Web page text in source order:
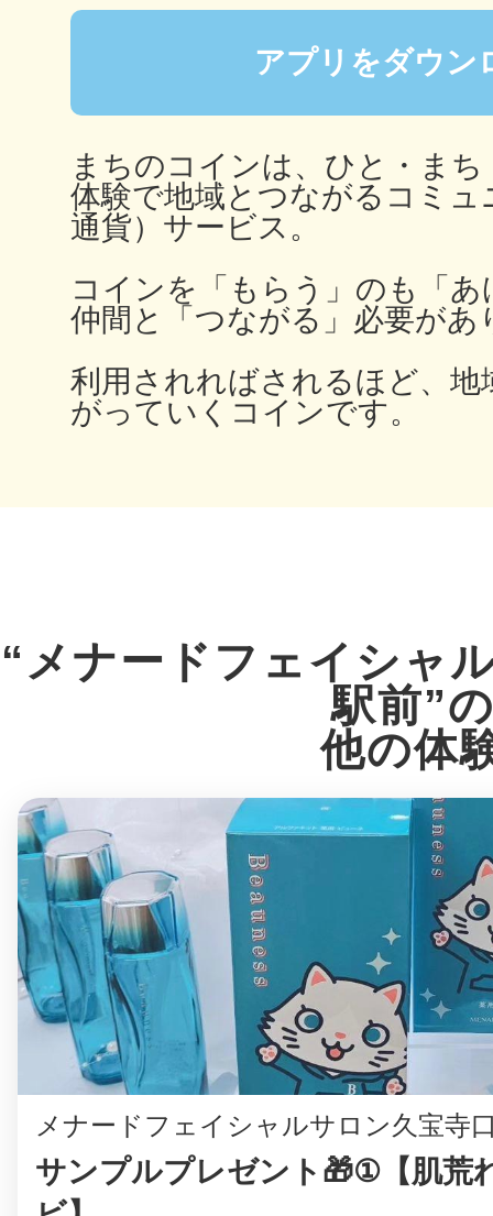
アプリをダウン
まちのコインは、ひと・ま
体験で地域とつながるコミュ
通貨）サービス。
コインを「もらう」のも「
仲間と「つながる」必要があ
利用されればされるほど、地
がっていくコインです。
“メナードフェイシャ
駅前”
他の体
メナードフェイシャルサロン久宝寺
サンプルプレゼント🎁①【肌荒
高知市
シモキ
多度津
八尾
鎌倉
相模原
渋谷区